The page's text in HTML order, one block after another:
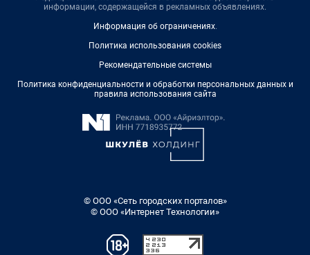
информации, содержащейся в рекламных объявлениях.
Информация об ограничениях.
Политика использования cookies
Рекомендательные системы
Политика конфиденциальности и обработки персональных данных и
правила использования сайта
© ООО «Сеть городских порталов»
© ООО «Интернет Технологии»